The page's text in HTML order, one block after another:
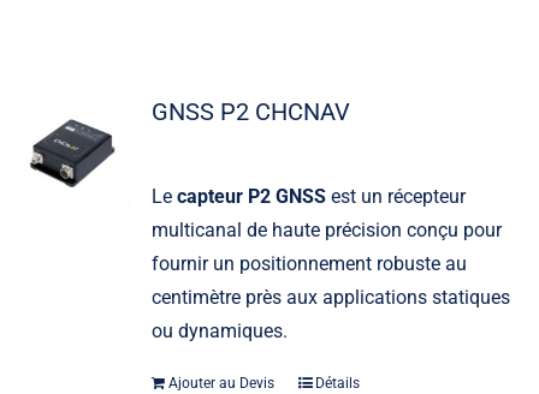
GNSS P2 CHCNAV
Le capteur P2 GNSSest un récepteur
multicanal de haute précision conçu pour
fournir un positionnement robuste au
centimètre près aux applications statiques
ou dynamiques.
Ajouter au Devis Détails